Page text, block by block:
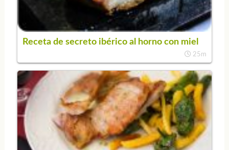
Receta de secreto ibérico al horno con miel
25m